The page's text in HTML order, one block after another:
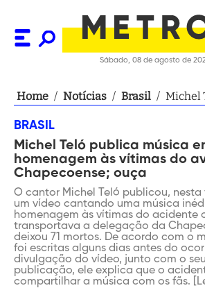
Sábado, 08 de agosto de
Home / Notícias / Brasil / Michel
BRASIL
Michel Teló publica música
homenagem às vítimas do
Chapecoense; ouça
O cantor Michel Teló publicou, nesta
um vídeo cantando uma música
homenagem às vítimas do acidente
transportava a delegação da
deixou 71 mortos. De acordo com o
foi escritas alguns dias antes do
divulgação do vídeo, junto com o
publicação, ele explica que o
compartilhar a música com os fãs.